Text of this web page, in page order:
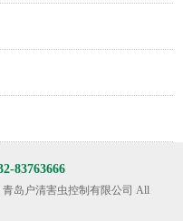
83763666
青岛户清害虫控制有限公司 All